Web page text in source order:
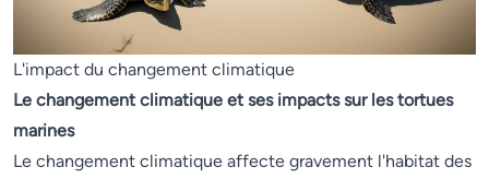
L'impact du changement climatique
Le changement climatique et ses impacts sur les tortues
marines
Le changement climatique affecte gravement l'habitat des